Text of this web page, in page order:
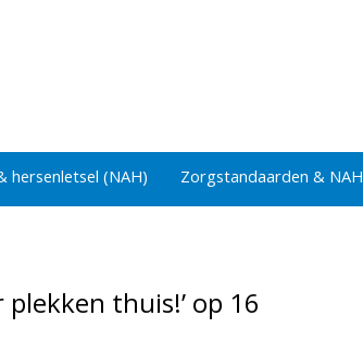
hersenletsel (NAH) Zorgstandaarden & NAH
thuis!’ op 16